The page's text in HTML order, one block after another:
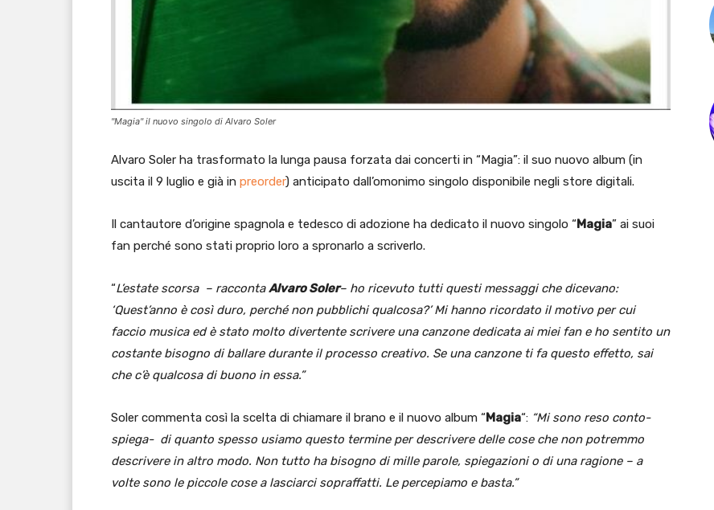
"Magia" il nuovo singolo di Alvaro Soler
Alvaro Soler ha trasformato la lunga pausa forzata dai concerti in “Magia”: il suo nuovo album (in
uscita il 9 luglio e già in preorder) anticipato dall’omonimo singolo disponibile negli store digitali.
Il cantautore d’origine spagnola e tedesco di adozione ha dedicato il nuovo singolo “Magia” ai suoi
fan perché sono stati proprio loro a spronarlo a scriverlo.
“L’estate scorsa – raccontaAlvaro Soler– ho ricevuto tutti questi messaggi che dicevano:
‘Quest’anno è così duro, perché non pubblichi qualcosa?’ Mi hanno ricordato il motivo per cui
faccio musica ed è stato molto divertente scrivere una canzone dedicata ai miei fan e ho sentito un
costante bisogno di ballare durante il processo creativo. Se una canzone ti fa questo effetto, sai
che c’è qualcosa di buono in essa.”
Soler commenta così la scelta di chiamare il brano e il nuovo album “Magia“: “Mi sono reso conto-
spiega- di quanto spesso usiamo questo termine per descrivere delle cose che non potremmo
descrivere in altro modo. Non tutto ha bisogno di mille parole, spiegazioni o di una ragione – a
volte sono le piccole cose a lasciarci sopraffatti. Le percepiamo e basta.”